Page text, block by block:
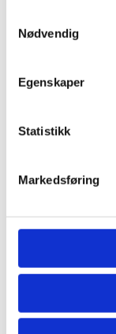
Nødvendig
Egenskaper
Statistikk
Markedsføring